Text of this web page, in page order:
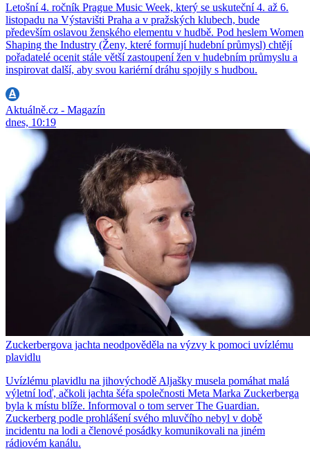
Letošní 4. ročník Prague Music Week, který se uskuteční 4. až 6.
listopadu na Výstavišti Praha a v pražských klubech, bude
především oslavou ženského elementu v hudbě. Pod heslem Women
Shaping the Industry (Ženy, které formují hudební průmysl) chtějí
pořadatelé ocenit stále větší zastoupení žen v hudebním průmyslu a
inspirovat další, aby svou kariérní dráhu spojily s hudbou.
Aktuálně.cz - Magazín
dnes, 10:19
Zuckerbergova jachta neodpověděla na výzvy k pomoci uvízlému
plavidlu
Uvízlému plavidlu na jihovýchodě Aljašky musela pomáhat malá
výletní loď, ačkoli jachta šéfa společnosti Meta Marka Zuckerberga
byla k místu blíže. Informoval o tom server The Guardian.
Zuckerberg podle prohlášení svého mluvčího nebyl v době
incidentu na lodi a členové posádky komunikovali na jiném
rádiovém kanálu.